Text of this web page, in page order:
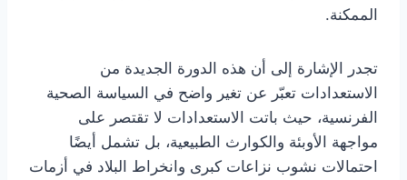
الممكنة.
تجدر الإشارة إلى أن هذه الدورة الجديدة من
الاستعدادات تعبّر عن تغير واضح في السياسة الصحية
الفرنسية، حيث باتت الاستعدادات لا تقتصر على
مواجهة الأوبئة والكوارث الطبيعية، بل تشمل أيضًا
احتمالات نشوب نزاعات كبرى وانخراط البلاد في أزمات